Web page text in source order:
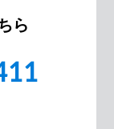
ら